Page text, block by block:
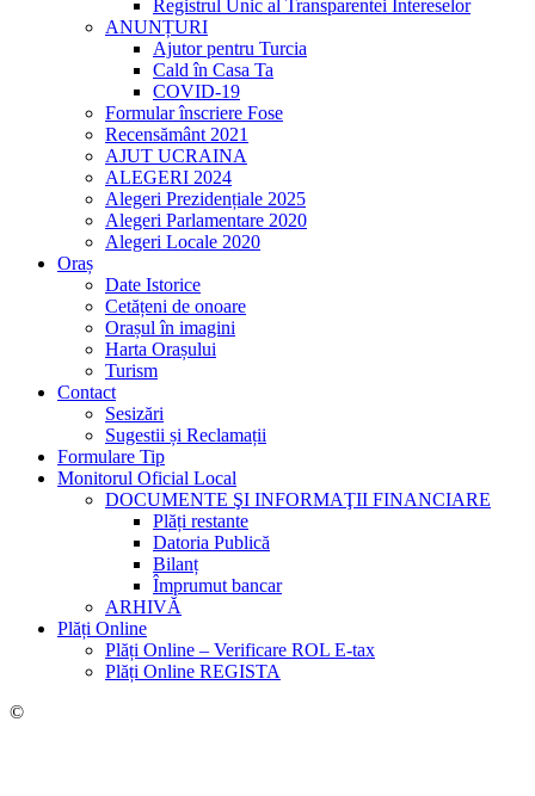
Registrul Unic al Transparentei Intereselor
ANUNȚURI
Ajutor pentru Turcia
Cald în Casa Ta
COVID-19
Formular înscriere Fose
Recensământ 2021
AJUT UCRAINA
ALEGERI 2024
Alegeri Prezidențiale 2025
Alegeri Parlamentare 2020
Alegeri Locale 2020
Oraș
Date Istorice
Cetățeni de onoare
Orașul în imagini
Harta Orașului
Turism
Contact
Sesizări
Sugestii și Reclamații
Formulare Tip
Monitorul Oficial Local
DOCUMENTE ŞI INFORMAŢII FINANCIARE
Plăți restante
Datoria Publică
Bilanț
Împrumut bancar
ARHIVĂ
Plăți Online
Plăți Online – Verificare ROL E-tax
Plăți Online REGISTA
©